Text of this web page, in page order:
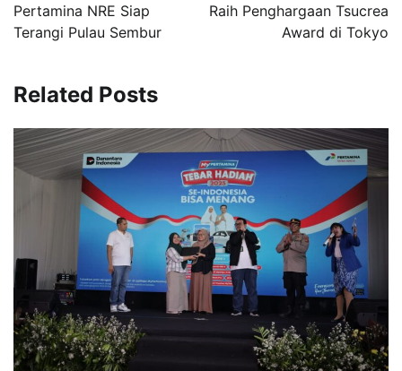
Pertamina NRE Siap
Terangi Pulau Sembur
Raih Penghargaan Tsucrea
Award di Tokyo
Related Posts